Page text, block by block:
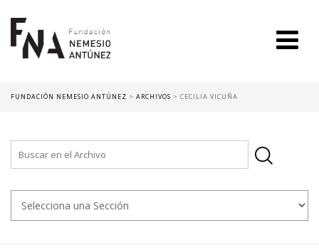
FUNDACIÓN NEMESIO ANTÚNEZ > ARCHIVOS > CECILIA VICUÑA